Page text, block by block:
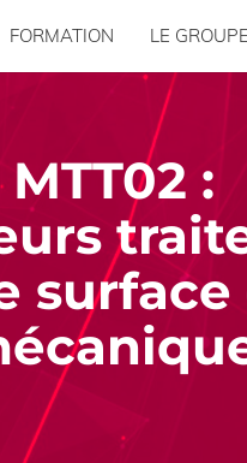
FORMATION LE
:
surface